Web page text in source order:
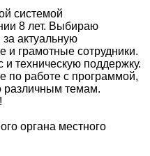
системой
8 лет. Выбираю
за актуальную
грамотные сотрудники.
техническую поддержку.
по работе с программой,
различным темам.
органа местного